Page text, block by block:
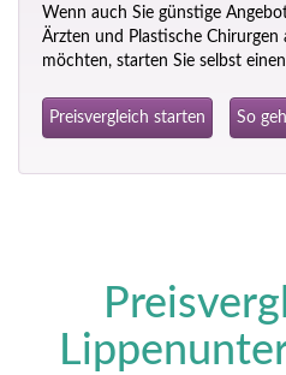
Wenn auch Sie günstige
Ärzten und Plastische Chirurgen
möchten, starten Sie selbst
Preisvergleich starten So